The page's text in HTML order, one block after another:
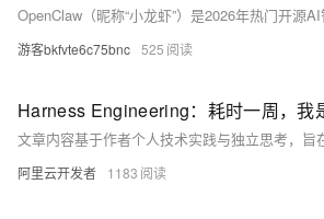
游客bkfvte6c75bnc 525
阿里云开发者 1183